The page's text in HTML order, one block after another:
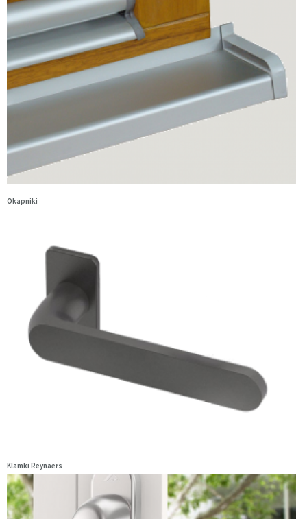
Okapniki
Klamki Reynaers